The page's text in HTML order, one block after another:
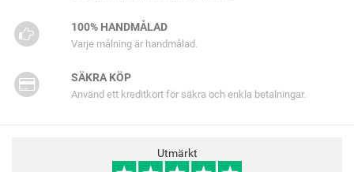
100% HANDMÅLAD
Varje målning är handmålad.
SÄKRA KÖP
Använd ett kreditkort för säkra och enkla betalningar.
Utmärkt